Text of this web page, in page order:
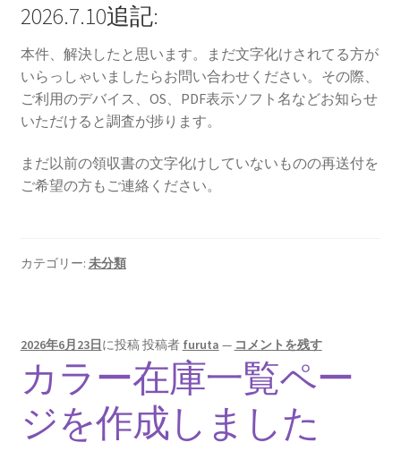
2026.7.10追記:
本件、解決したと思います。まだ文字化けされてる方が
いらっしゃいましたらお問い合わせください。その際、
ご利用のデバイス、OS、PDF表示ソフト名などお知らせ
いただけると調査が捗ります。
まだ以前の領収書の文字化けしていないものの再送付を
ご希望の方もご連絡ください。
カテゴリー: 未分類
2026年6月23日 に投稿投稿者 furuta — コメントを残す
カラー在庫一覧ペー
ジを作成しました